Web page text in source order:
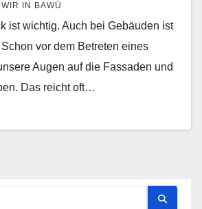
WIR IN BAWÜ
ist wichtig. Auch bei Gebäuden ist
vor dem Betreten eines
Augen auf die Fassaden und
Das reicht oft…